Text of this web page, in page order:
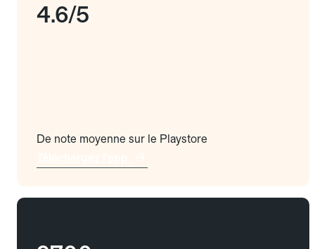
4.6/5
De note moyenne sur le Playstore